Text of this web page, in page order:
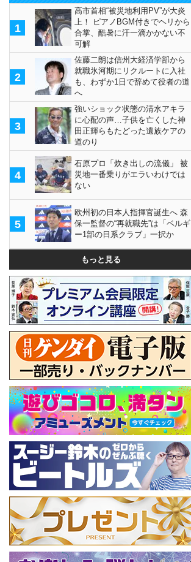
1
高市首相“被災地利用PV”が大炎
上！ ピアノBGM付きでヘリから
合掌、酷暑に汗一滴かかない不
可解
2
佐藤二朗は信州大経済学部から
就職氷河期にリクルートに入社
も、わずか1日で辞めて役者の道
へ
3
強いショック状態の清水アキラ
に心配の声…子供を亡くした神
田正輝らもたどった遺族ケアの
道のり
4
石原プロ「炊き出しの流儀」 被
災地一番乗りがエラいわけでは
ない
5
欧州初の日本人指揮官誕生へ 森
保一監督の“再就職先”は「ベルギ
ー1部の日系クラブ」一択か
もっと見る